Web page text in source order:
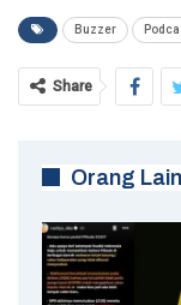
Buzzer
Share
Orang